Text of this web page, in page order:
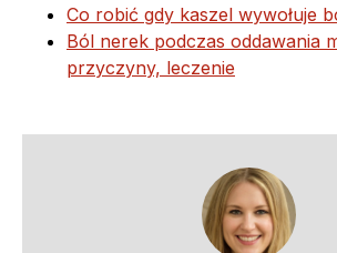
Co robić gdy kaszel wywołuje
Ból nerek podczas oddawania
przyczyny, leczenie